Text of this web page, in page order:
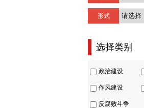
形式
选择类别
政治建设
作风建设
反腐败斗争